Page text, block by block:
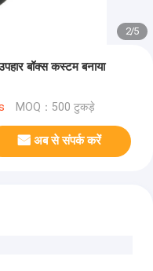
2/5
बॉक्स कस्टम बनाया
MOQ：500 टुकड़े
अब से संपर्क करें